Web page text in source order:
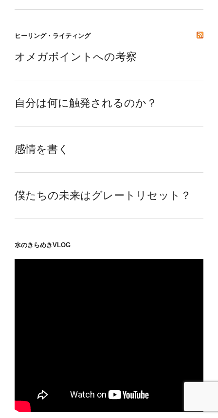
ヒーリング・ライティング
オメガポイントへの考察
自分は何に触発されるのか？
感情を書く
僕たちの未来はグレートリセット？
水のきらめきVLOG